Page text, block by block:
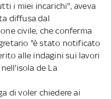
i miei incarichi", aveva
diffusa dal
civile, che conferma
"è stato notificato
alle indagini sui lavori
de La
di voler chiedere ai